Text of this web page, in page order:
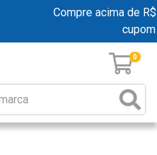
Compre acima de
cupom
0